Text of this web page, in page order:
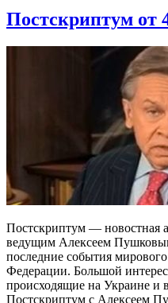
Постскриптум от
Постскриптум — новостная
ведущим Алексеем
последние события
Федерации. Большой
происходящие на Украине
Постскриптум с Алексеем